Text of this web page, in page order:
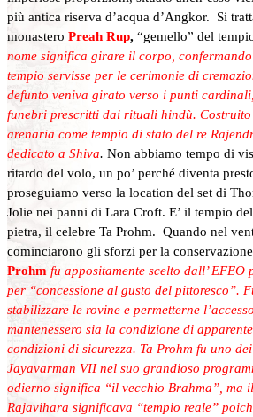
più antica riserva d’acqua d’Angkor. Si
monastero Preah Rup, “gemello” del
nome significa girare il corpo,
tempio servisse per le cerimonie di
defunto veniva girato verso i punti
funebri prescritti dai rituali hindù.
arenaria come tempio di stato del re
dedicato a Shiva. Non abbiamo tempo di
ritardo del volo, un po’ perché diventa
proseguiamo verso la location del set di
Jolie nei panni di Lara Croft. E’ il tempio
pietra, il celebre Ta Prohm. Quando nel
cominciarono gli sforzi per la
Prohm fu appositamente scelto dall’ EFEO
per “concessione al gusto del pittoresco”.
stabilizzare le rovine e permetterne
mantenessero sia la condizione di
condizioni di sicurezza. Ta Prohm fu uno
Jayavarman VII nel suo grandioso
odierno significa “il vecchio Brahma”, ma
Rajavihara significava “tempio reale”